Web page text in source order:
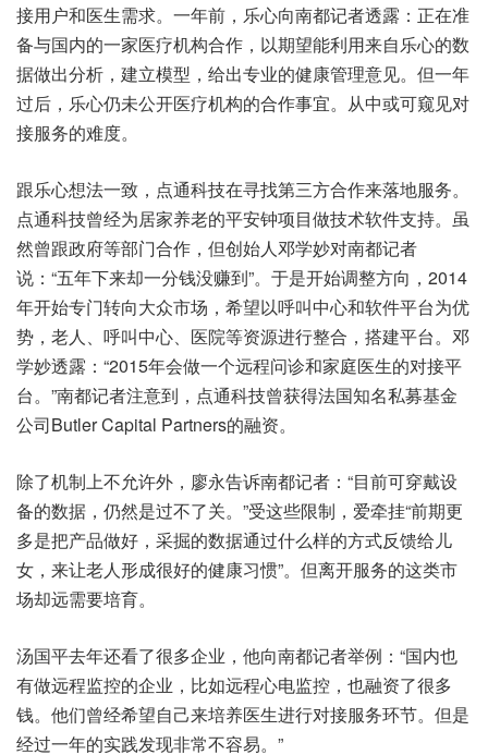
接用户和医生需求。一年前，乐心向南都记者透露：正在准
备与国内的一家医疗机构合作，以期望能利用来自乐心的数
据做出分析，建立模型，给出专业的健康管理意见。但一年
过后，乐心仍未公开医疗机构的合作事宜。从中或可窥见对
接服务的难度。
跟乐心想法一致，点通科技在寻找第三方合作来落地服务。
点通科技曾经为居家养老的平安钟项目做技术软件支持。虽
然曾跟政府等部门合作，但创始人邓学妙对南都记者
说：“五年下来却一分钱没赚到”。于是开始调整方向，2014
年开始专门转向大众市场，希望以呼叫中心和软件平台为优
势，老人、呼叫中心、医院等资源进行整合，搭建平台。邓
学妙透露：“2015年会做一个远程问诊和家庭医生的对接平
台。”南都记者注意到，点通科技曾获得法国知名私募基金
公司Butler Capital Partners的融资。
除了机制上不允许外，廖永告诉南都记者：“目前可穿戴设
备的数据，仍然是过不了关。”受这些限制，爱牵挂“前期更
多是把产品做好，采掘的数据通过什么样的方式反馈给儿
女，来让老人形成很好的健康习惯”。但离开服务的这类市
场却远需要培育。
汤国平去年还看了很多企业，他向南都记者举例：“国内也
有做远程监控的企业，比如远程心电监控，也融资了很多
钱。他们曾经希望自己来培养医生进行对接服务环节。但是
经过一年的实践发现非常不容易。”